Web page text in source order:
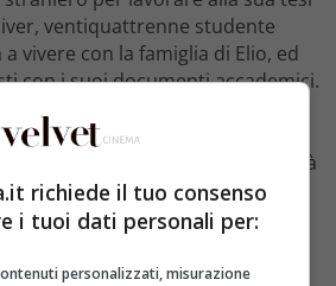
ventiquattrenne studente
vivere con la famiglia di Elio, ed
con i suoi documenti accademici.
amante dei libri e con
trova poco in comune
ed esuberante personalità
Elio si risente anche di aver
camera da letto per tutta la
Elio passa gran parte della
trascrizione della musica e la
richiede il tuo consenso
i tuoi dati personali per:
personalizzati, misurazione